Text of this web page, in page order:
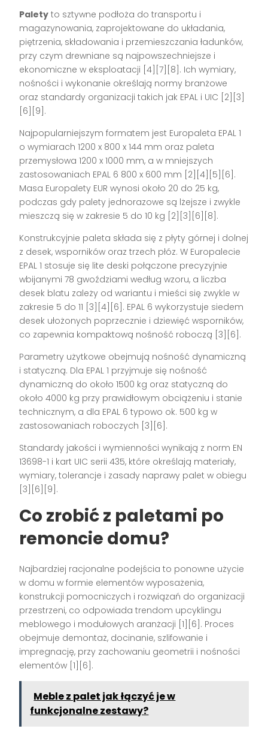
Palety to sztywne podłoża do transportu i
magazynowania, zaprojektowane do układania,
piętrzenia, składowania i przemieszczania ładunków,
przy czym drewniane są najpowszechniejsze i
ekonomiczne w eksploatacji [4][7][8]. Ich wymiary,
nośności i wykonanie określają normy branżowe
oraz standardy organizacji takich jak EPAL i UIC [2][3]
[6][9].
Najpopularniejszym formatem jest Europaleta EPAL 1
o wymiarach 1200 x 800 x 144 mm oraz paleta
przemysłowa 1200 x 1000 mm, a w mniejszych
zastosowaniach EPAL 6 800 x 600 mm [2][4][5][6].
Masa Europalety EUR wynosi około 20 do 25 kg,
podczas gdy palety jednorazowe są lżejsze i zwykle
mieszczą się w zakresie 5 do 10 kg [2][3][6][8].
Konstrukcyjnie paleta składa się z płyty górnej i dolnej
z desek, wsporników oraz trzech płóz. W Europalecie
EPAL 1 stosuje się lite deski połączone precyzyjnie
wbijanymi 78 gwoździami według wzoru, a liczba
desek blatu zależy od wariantu i mieści się zwykle w
zakresie 5 do 11 [3][4][6]. EPAL 6 wykorzystuje siedem
desek ułożonych poprzecznie i dziewięć wsporników,
co zapewnia kompaktową nośność roboczą [3][6].
Parametry użytkowe obejmują nośność dynamiczną
i statyczną. Dla EPAL 1 przyjmuje się nośność
dynamiczną do około 1500 kg oraz statyczną do
około 4000 kg przy prawidłowym obciążeniu i stanie
technicznym, a dla EPAL 6 typowo ok. 500 kg w
zastosowaniach roboczych [3][6].
Standardy jakości i wymienności wynikają z norm EN
13698-1 i kart UIC serii 435, które określają materiały,
wymiary, tolerancje i zasady naprawy palet w obiegu
[3][6][9].
Co zrobić z paletami po
remoncie domu?
Najbardziej racjonalne podejścia to ponowne użycie
w domu w formie elementów wyposażenia,
konstrukcji pomocniczych i rozwiązań do organizacji
przestrzeni, co odpowiada trendom upcyklingu
meblowego i modułowych aranżacji [1][6]. Proces
obejmuje demontaż, docinanie, szlifowanie i
impregnację, przy zachowaniu geometrii i nośności
elementów [1][6].
Meble z palet jak łączyć je w
funkcjonalne zestawy?